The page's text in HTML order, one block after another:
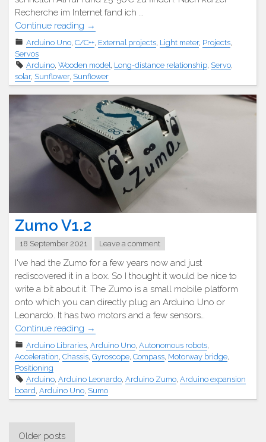
Recherche im Internet fand ich …
Continue reading "Sunflower"
→
Arduino Uno, C/C++, External projects, Light meter, Projects,
Servos
Arduino, Wooden model, Long-distance relationship, Servo,
solar, Sunflower, Sunflower
Zumo V1.2
18 September 2021 Leave a comment
I've had the Zumo for a few years now and just
rediscovered it in a box. So I thought it would be nice to
write a bit about it. The Zumo is a small mobile platform
onto which you can directly plug an Arduino Uno or
Leonardo. It has two motors and a few sensors…
Continue reading "Zumo
V1.2"
→
Arduino Libraries, Arduino Uno, Autonomous robots,
Acceleration, Chassis, Gyroscope, Compass, Motorway bridge,
Positioning
Arduino, Arduino Leonardo, Arduino Zumo, Arduino expansion
board, Arduino Uno, Sumo
Posts
Older posts